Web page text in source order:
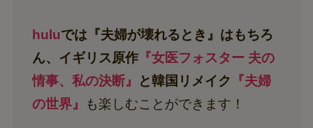
huluでは『夫婦が壊れるとき』はもちろ
ん、イギリス原作 『女医フォスター 夫の
情事、私の決断』
と韓国リメイク
『夫婦
の世界』
も楽しむことができます！